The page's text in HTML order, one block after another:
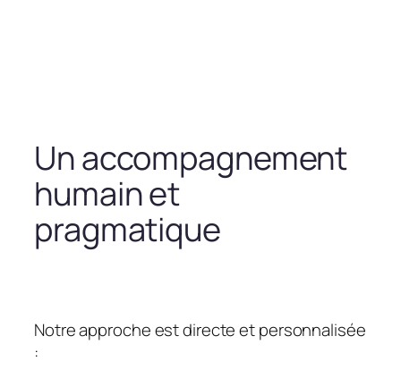
Un accompagnement
humain et
pragmatique
Notre approche est directe et personnalisée
: